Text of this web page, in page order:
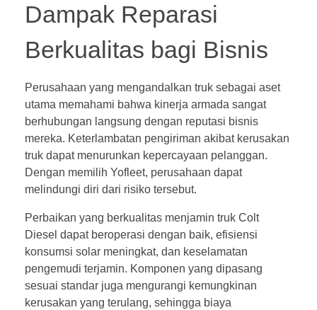
Dampak Reparasi
Berkualitas bagi Bisnis
Perusahaan yang mengandalkan truk sebagai aset
utama memahami bahwa kinerja armada sangat
berhubungan langsung dengan reputasi bisnis
mereka. Keterlambatan pengiriman akibat kerusakan
truk dapat menurunkan kepercayaan pelanggan.
Dengan memilih Yofleet, perusahaan dapat
melindungi diri dari risiko tersebut.
Perbaikan yang berkualitas menjamin truk Colt
Diesel dapat beroperasi dengan baik, efisiensi
konsumsi solar meningkat, dan keselamatan
pengemudi terjamin. Komponen yang dipasang
sesuai standar juga mengurangi kemungkinan
kerusakan yang terulang, sehingga biaya